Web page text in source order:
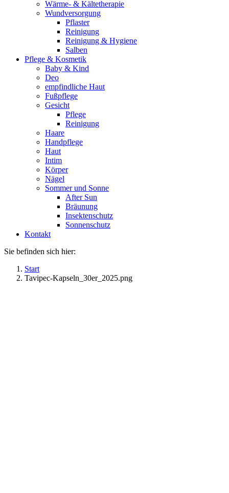
Wärme- & Kältetherapie
Wundversorgung
Pflaster
Reinigung
Reinigung & Hygiene
Salben
Pflege & Kosmetik
Baby & Kind
Deo
empfindliche Haut
Fußpflege
Gesicht
Pflege
Reinigung
Haare
Handpflege
Haut
Intim
Körper
Nägel
Sommer und Sonne
After Sun
Bräunung
Insektenschutz
Sonnenschutz
Kontakt
Sie befinden sich hier:
Start
Tavipec-Kapseln_30er_2025.png